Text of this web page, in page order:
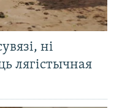
ні
лягістычная